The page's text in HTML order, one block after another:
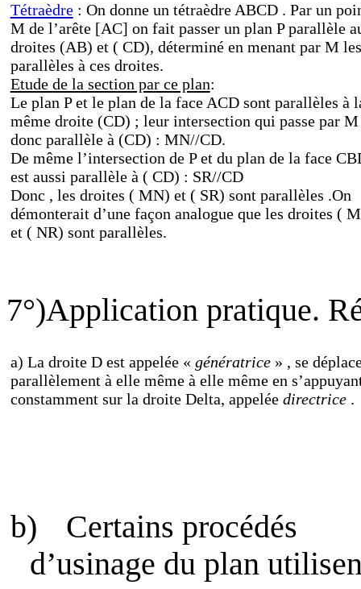
Tétraèdre: On donne un tétraèdre ABCD . Par un
M de l’arête [AC] on fait passer un plan P parallèle
droites (AB) et ( CD), déterminé en menant par M les
parallèles à ces droites.
Etude de la section par ce plan:
Le plan P et le plan de la face ACD sont parallèles à
même droite (CD) ; leur intersection qui passe par M
donc parallèle à (CD) : MN//CD.
De même l’intersection de P et du plan de la face
est aussi parallèle à ( CD) : SR//CD
Donc , les droites ( MN) et ( SR) sont parallèles .On
démonterait d’une façon analogue que les droites (
et ( NR) sont parallèles.
7°)Application pratique.
a) La droite D est appelée « génératrice» , se
parallèlement à elle même à elle même en
constamment sur la droite Delta, appelée directrice.
b)
Certains procédés
d’usinage du plan